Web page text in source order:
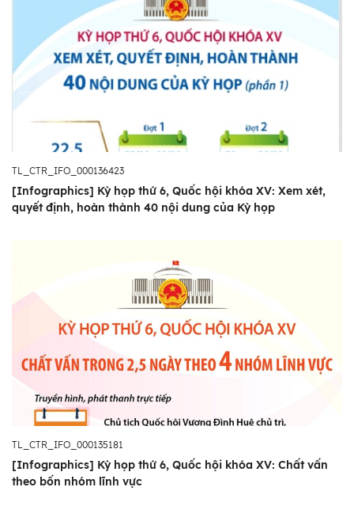
TL_CTR_IFO_000136423
[Infographics] Kỳ họp thứ 6, Quốc hội khóa XV: Xem xét,
quyết định, hoàn thành 40 nội dung của Kỳ họp
TL_CTR_IFO_000135181
[Infographics] Kỳ họp thứ 6, Quốc hội khóa XV: Chất vấn
theo bốn nhóm lĩnh vực